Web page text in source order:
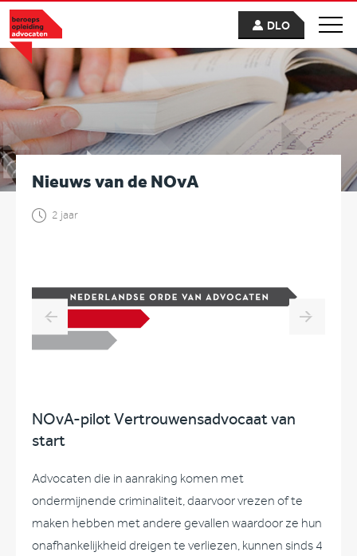
DLO
Nieuws van de NOvA
2 jaar
NOvA-pilot Vertrouwensadvocaat van
start
Advocaten die in aanraking komen met
ondermijnende criminaliteit, daarvoor vrezen of te
maken hebben met andere gevallen waardoor ze hun
onafhankelijkheid dreigen te verliezen, kunnen sinds 4